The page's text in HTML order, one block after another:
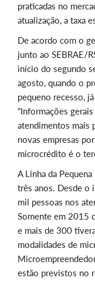
praticadas no
atualização, a taxa
De acordo com o
junto ao SEBRAE/
início do segundo
agosto, quando o
pequeno recesso,
“Informações
atendimentos mais
novas empresas
microcrédito é o
A Linha da
três anos. Desde o
mil pessoas nos
Somente em 2015
e mais de 300
modalidades de
estão previstos no